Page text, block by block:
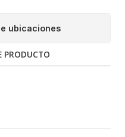
ubicaciones
PRODUCTO